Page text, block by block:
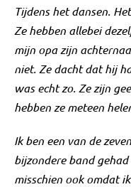
Tijdens het dansen.
Ze hebben allebei
mijn opa zijn
niet. Ze dacht dat hij
was echt zo. Ze zijn
hebben ze meteen
Ik ben een van de
bijzondere band
misschien ook omdat